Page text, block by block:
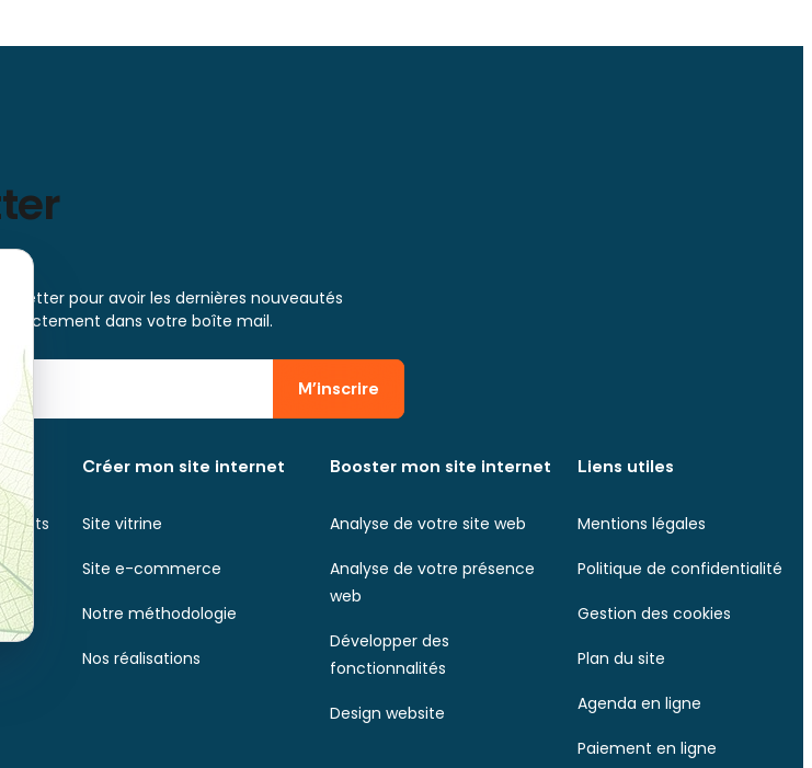
pour avoir les dernières nouveautés
directement dans votre boîte mail.
M'inscrire
mots
Créer mon site internet
Site vitrine
Site e-commerce
Notre méthodologie
Nos réalisations
Booster mon site internet
Analyse de votre site web
Analyse de votre présence
web
Développer des
fonctionnalités
Design website
Liens utiles
Mentions légales
Politique de confidentialité
Gestion des cookies
Plan du site
Agenda en ligne
Paiement en ligne